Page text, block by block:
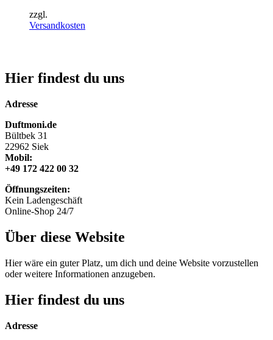
zzgl.
Versandkosten
Hier findest du uns
Adresse
Duftmoni.de
Bültbek 31
22962 Siek
Mobil:
+49 172 422 00 32
Öffnungszeiten:
Kein Ladengeschäft
Online-Shop 24/7
Über diese Website
Hier wäre ein guter Platz, um dich und deine Website vorzustellen
oder weitere Informationen anzugeben.
Hier findest du uns
Adresse